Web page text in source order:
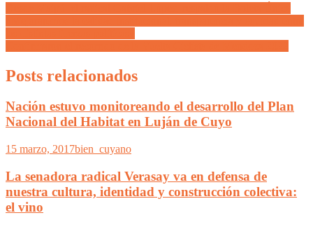
Posts relacionados
Nación estuvo monitoreando el desarrollo del Plan
Nacional del Habitat en Luján de Cuyo
15 marzo, 2017bien_cuyano
La senadora radical Verasay va en defensa de
nuestra cultura, identidad y construcción colectiva:
el vino